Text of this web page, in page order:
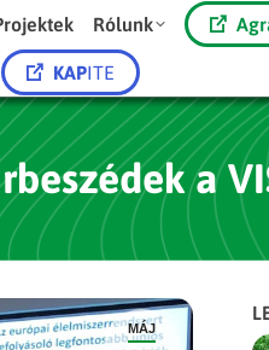
Rólunk
KAPITE
a
MÁJ